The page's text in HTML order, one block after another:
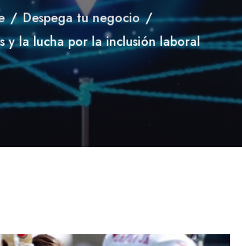
/ Despega tu negocio /
y la lucha por la inclusión laboral